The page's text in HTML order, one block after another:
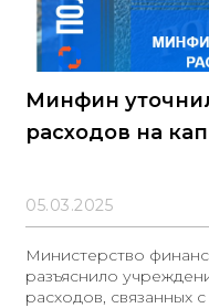
Минфин
расходов на
05.03.2025
Министерство
разъяснило
расходов, связанных